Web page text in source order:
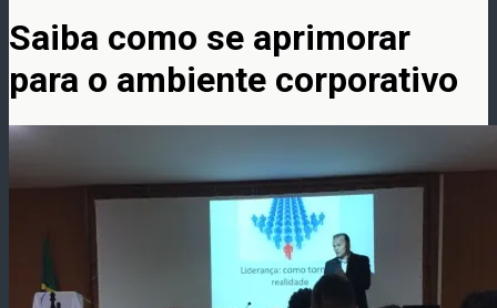
Saiba como se aprimorar
para o ambiente corporativo